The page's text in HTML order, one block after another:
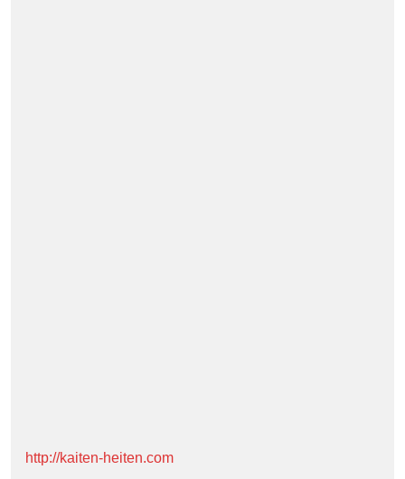
http://kaiten-heiten.com